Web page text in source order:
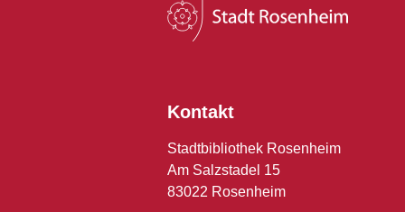
Kontakt
Stadtbibliothek Rosenheim
Am Salzstadel 15
83022 Rosenheim